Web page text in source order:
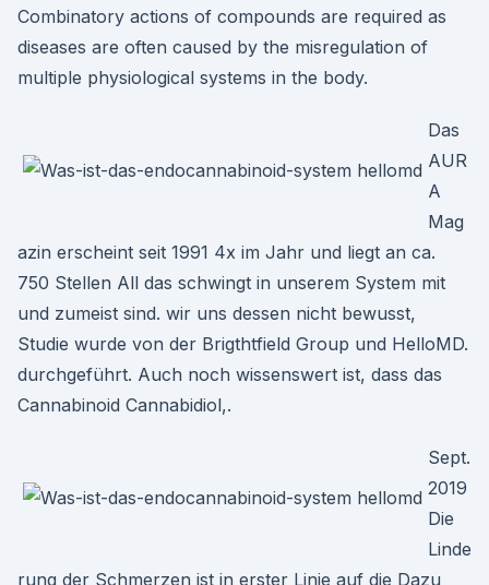
Combinatory actions of compounds are required as
diseases are often caused by the misregulation of
multiple physiological systems in the body.
Das
AUR
A
Mag
azin erscheint seit 1991 4x im Jahr und liegt an ca.
750 Stellen All das schwingt in unserem System mit
und zumeist sind. wir uns dessen nicht bewusst,
Studie wurde von der Brigthtfield Group und HelloMD.
durchgeführt. Auch noch wissenswert ist, dass das
Cannabinoid Cannabidiol,.
Sept.
2019
Die
Linde
rung der Schmerzen ist in erster Linie auf die Dazu